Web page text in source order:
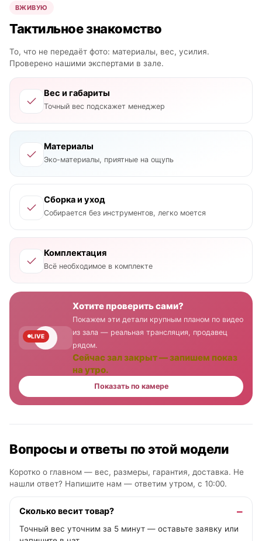
ВЖИВУЮ
Тактильное знакомство
То, что не передаёт фото: материалы, вес, усилия.
Проверено нашими экспертами в зале.
Вес и габариты
Точный вес подскажет менеджер
Материалы
Эко-материалы, приятные на ощупь
Сборка и уход
Собирается без инструментов, легко моется
Комплектация
Всё необходимое в комплекте
LIVE
Хотите проверить сами?
Покажем эти детали крупным планом по видео
из зала — реальная трансляция, продавец
рядом.
Сейчас зал закрыт — запишем показ
на утро.
Показать по камере
Вопросы и ответы по этой модели
Коротко о главном — вес, размеры, гарантия, доставка. Не
нашли ответ? Напишите нам — ответим утром, с 10:00.
Сколько весит товар?
Точный вес уточним за 5 минут — оставьте заявку или